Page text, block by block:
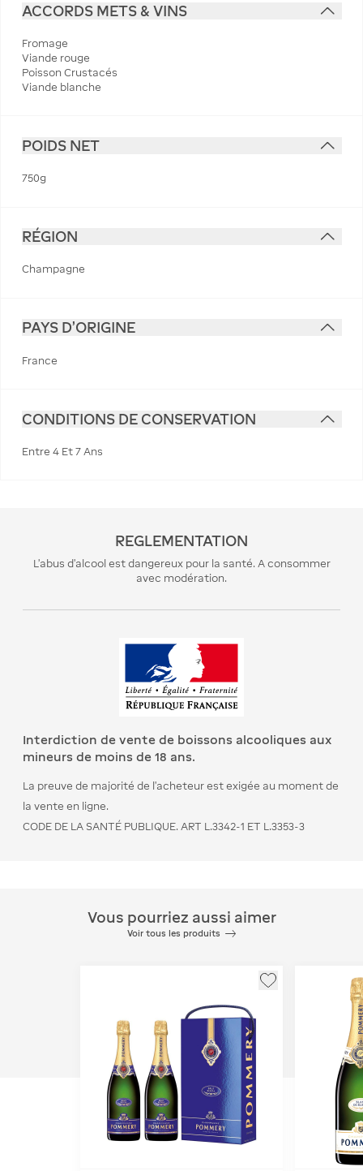
ACCORDS METS & VINS
Fromage
Viande rouge
Poisson Crustacés
Viande blanche
POIDS NET
750g
RÉGION
Champagne
PAYS D'ORIGINE
France
CONDITIONS DE CONSERVATION
Entre 4 Et 7 Ans
REGLEMENTATION
L’abus d’alcool est dangereux pour la santé. A consommer
avec modération.
Interdiction de vente de boissons alcooliques aux
mineurs de moins de 18 ans.
La preuve de majorité de l’acheteur est exigée au moment de
la vente en ligne.
CODE DE LA SANTÉ PUBLIQUE. ART L.3342-1 ET L.3353-3
Vous pourriez aussi aimer
Voir tous les produits